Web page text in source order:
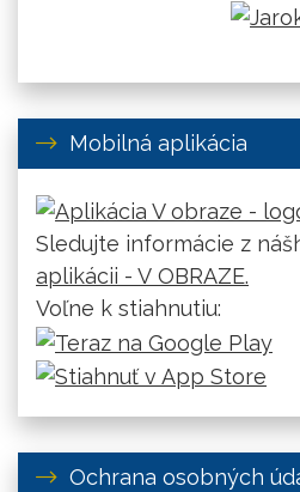
Mobilná aplikácia
Sledujte informácie z
aplikácii - V OBRAZE.
Voľne k stiahnutiu:
Ochrana osobných